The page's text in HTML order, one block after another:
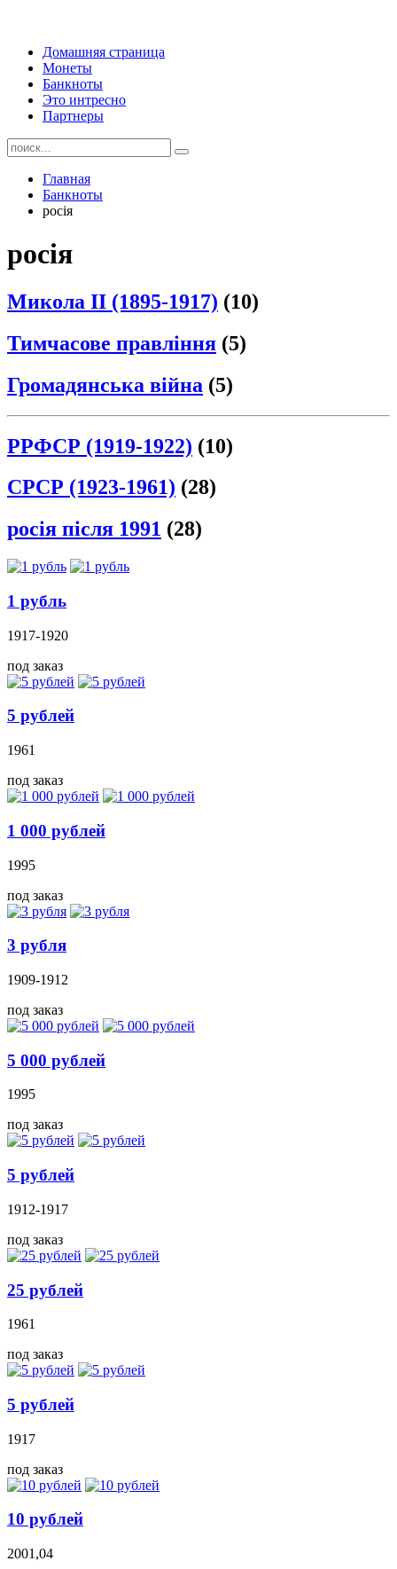
Домашняя страница
Монеты
Банкноты
Это интресно
Партнеры
Главная
Банкноты
росія
росія
Микола II (1895-1917) (10)
Тимчасове правління (5)
Громадянська війна (5)
РРФСР (1919-1922) (10)
СРСР (1923-1961) (28)
росія після 1991 (28)
1 рубль
1917-1920
под заказ
5 рублей
1961
под заказ
1 000 рублей
1995
под заказ
3 рубля
1909-1912
под заказ
5 000 рублей
1995
под заказ
5 рублей
1912-1917
под заказ
25 рублей
1961
под заказ
5 рублей
1917
под заказ
10 рублей
2001,04